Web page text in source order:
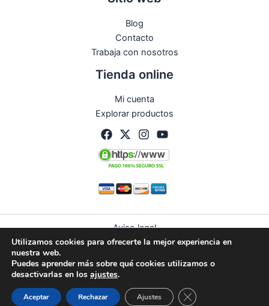
Blog
Contacto
Trabaja con nosotros
Tienda online
Mi cuenta
Explorar productos
Aviso legal
Política de privacidad
Política de devoluciones y reembolsos
Política de cookies (UE)
Utilizamos cookies para ofrecerte la mejor experiencia en
nuestra web.
Puedes aprender más sobre qué cookies utilizamos o
desactivarlas en los ajustes.
Aceptar Rechazar Ajustes Cerrar el banner de
Guardias Citas WhatsApp